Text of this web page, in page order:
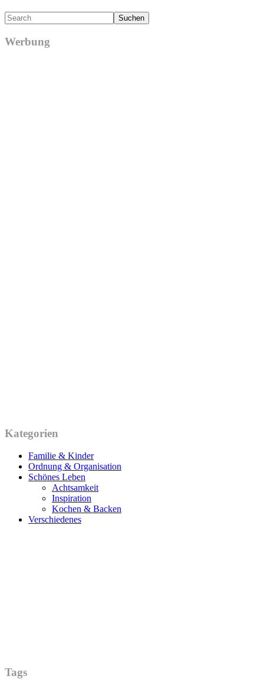
Search
Werbung
Kategorien
Familie & Kinder
Ordnung & Organisation
Schönes Leben
Achtsamkeit
Inspiration
Kochen & Backen
Verschiedenes
Tags